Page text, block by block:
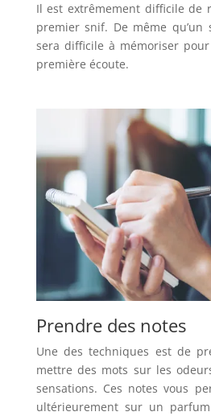
Il est extrêmement difficile de
premier snif. De même
sera difficile à mémoriser
première écoute.
Prendre des notes
Une des techniques est de
mettre des mots sur les
sensations. Ces notes vous
ultérieurement sur un